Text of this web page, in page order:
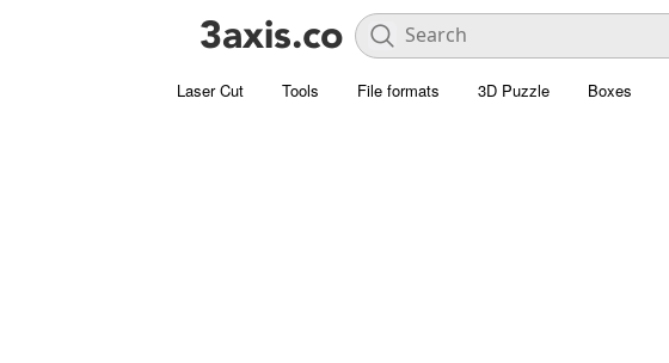
Laser Cut Tools File formats 3D Puzzle Boxes